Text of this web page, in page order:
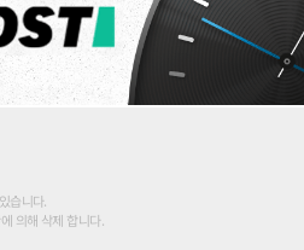
습니다.
의해 삭제 합니다.